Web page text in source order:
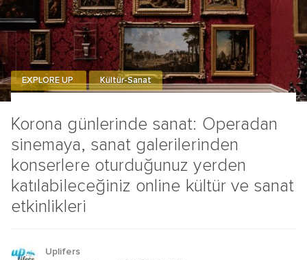
Korona günlerinde sanat: Operadan
sinemaya, sanat galerilerinden
konserlere oturduğunuz yerden
katılabileceğiniz online kültür ve sanat
etkinlikleri
EXPLORE UP Kültür-Sanat
Uplifers